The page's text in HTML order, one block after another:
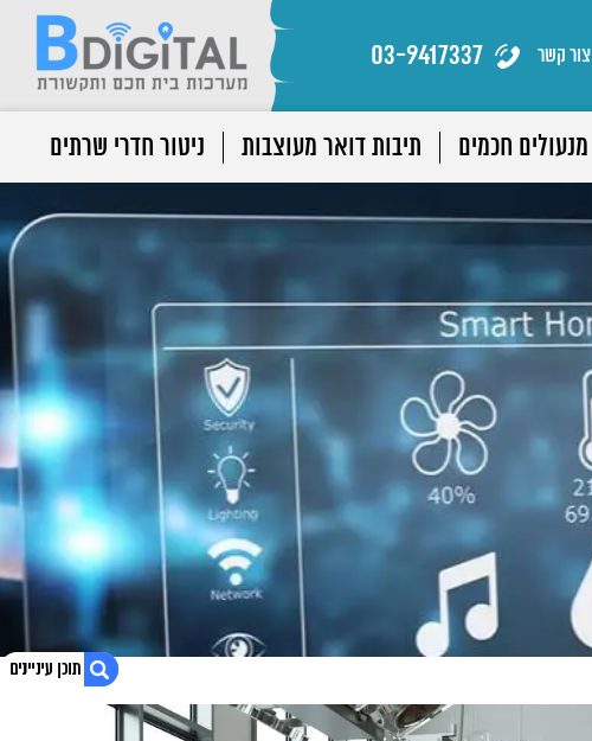
צור קשר 03-9417337
מנעולים חכמים תיבות דואר מעוצבות ניטור חדרי שרתים